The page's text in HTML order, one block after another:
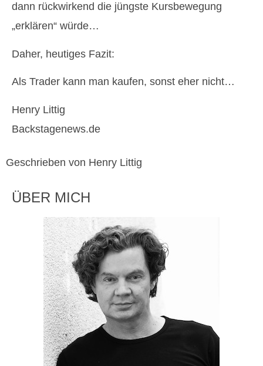
dann rückwirkend die jüngste Kursbewegung
„erklären“ würde…
Daher, heutiges Fazit:
Als Trader kann man kaufen, sonst eher nicht…
Henry Littig
Backstagenews.de
Geschrieben von Henry Littig
ÜBER MICH